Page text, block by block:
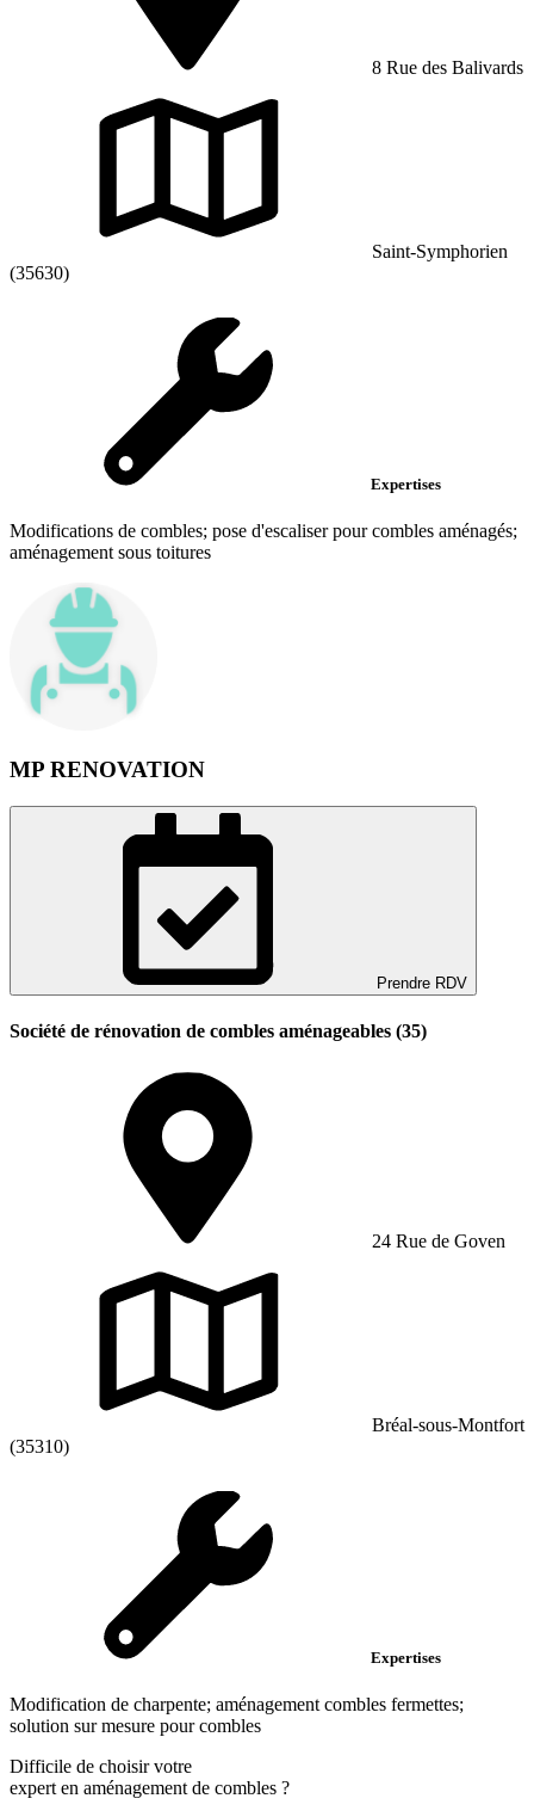
8 Rue des Balivards
Saint-Symphorien
(35630)
Expertises
Modifications de combles; pose d'escaliser pour combles aménagés;
aménagement sous toitures
MP RENOVATION
Prendre RDV
Société de rénovation de combles aménageables (35)
24 Rue de Goven
Bréal-sous-Montfort
(35310)
Expertises
Modification de charpente; aménagement combles fermettes;
solution sur mesure pour combles
Difficile de choisir votre
expert en aménagement de combles ?